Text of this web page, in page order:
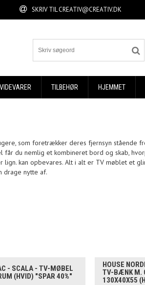
SKRIV TILCREATIV@CREATIV.DK
TILBEHØR HJEMMET
som foretrækker deres fjernsyn stående
du nemlig et kombineret bord og skab,
lign. kan opbevares. Alt i alt er TV møblet et
drage nytte af.
- SCALA - TV-MØBEL
(HVID) "SPAR 40%"
HOUSE
TV-BÆNK M.
130X40X55